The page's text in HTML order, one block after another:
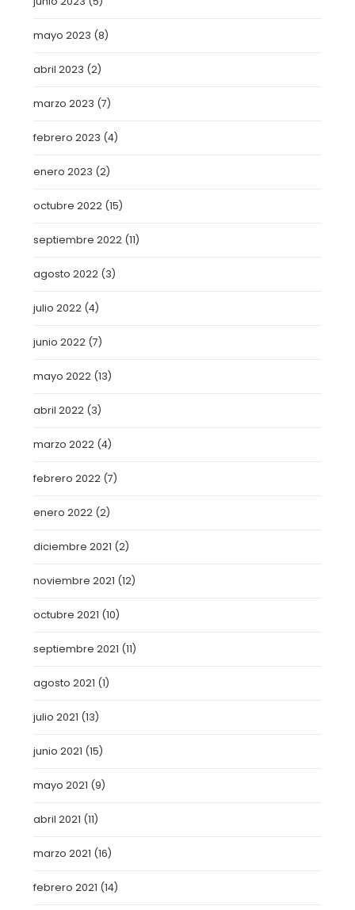
mayo 2023 (8)
abril 2023 (2)
marzo 2023 (7)
febrero 2023 (4)
enero 2023 (2)
octubre 2022 (15)
septiembre 2022 (11)
agosto 2022 (3)
julio 2022 (4)
junio 2022 (7)
mayo 2022 (13)
abril 2022 (3)
marzo 2022 (4)
febrero 2022 (7)
enero 2022 (2)
diciembre 2021 (2)
noviembre 2021 (12)
octubre 2021 (10)
septiembre 2021 (11)
agosto 2021 (1)
julio 2021 (13)
junio 2021 (15)
mayo 2021 (9)
abril 2021 (11)
marzo 2021 (16)
febrero 2021 (14)